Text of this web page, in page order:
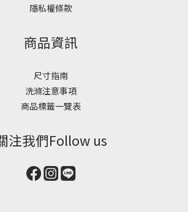
隱私權條款
商品資訊
尺寸指南
洗滌注意事項
商品標籤一覽表
注我們Follow us